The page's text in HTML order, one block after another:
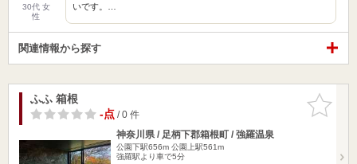
30代 女
性
いです。…
関連情報から探す
お気に入
りに追加
ふふ 箱根
-点/ 0 件
神奈川県 / 足柄下郡箱根町 / 強羅温泉
公園下駅656m 公園上駅561m
強羅駅より車で5分